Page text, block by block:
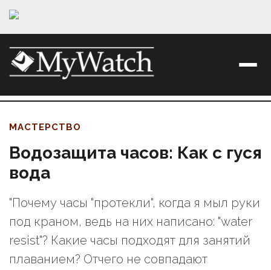
МАСТЕРСТВО
Водозащита часов: Как с гуся
вода
"Почему часы "протекли", когда я мыл руки
под краном, ведь на них написано: "water
resist"? Какие часы подходят для занятий
плаванием? Отчего не совпадают